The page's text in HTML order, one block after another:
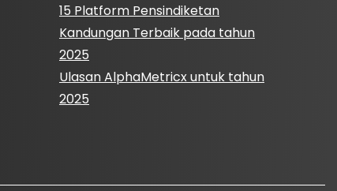
15 Platform Pensindiketan
Kandungan Terbaik pada tahun
2025
Ulasan AlphaMetricx untuk tahun
2025